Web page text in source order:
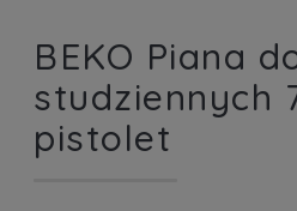
BEKO Piana
studziennych
pistolet